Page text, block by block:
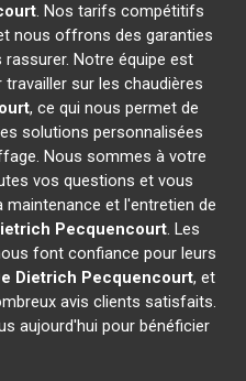
. Nos tarifs compétitifs
nous offrons des garanties
Notre équipe est
sur les chaudières
, ce qui nous permet de
solutions personnalisées
Nous sommes à votre
vos questions et vous
et l'entretien de
Pecquencourt. Les
font confiance pour leurs
Dietrich Pecquencourt, et
avis clients satisfaits.
aujourd'hui pour bénéficier